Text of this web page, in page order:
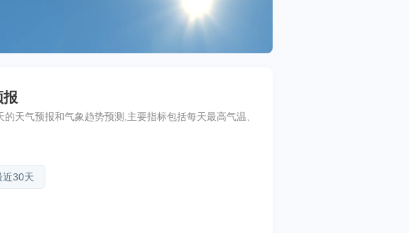
报
天气预报和气象趋势预测,主要指标包括每天最高气温、
近30天